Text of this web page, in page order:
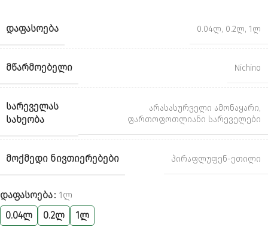
ᲓᲐᲤᲐᲡᲝᲔᲑᲐ 0.04ლ, 0.2ლ, 1ლ
ᲛᲬᲐᲠᲛᲝᲔᲑᲔᲚᲘ Nichino
ᲡᲐᲠᲔᲕᲔᲚᲐᲡ
ᲡᲐᲮᲔᲝᲑᲐ
არასასურველი ამონაყარი,
ფართოფოთლიანი სარეველები
ᲛᲝᲥᲛᲔᲓᲘ ᲜᲘᲕᲗᲘᲔᲠᲔᲑᲔᲑᲘ პირაფლუფენ-ეთილი
ᲓᲐᲤᲐᲡᲝᲔᲑᲐ 1Ლ
0.04ლ
0.2ლ 1ლ
Alternative: